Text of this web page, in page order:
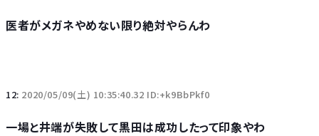
医者がメガネやめない限り絶対やらんわ
12: 2020/05/09(土) 10:35:40.32 ID:+k9BbPkf0
一場と井端が失敗して黒田は成功したって印象やわ